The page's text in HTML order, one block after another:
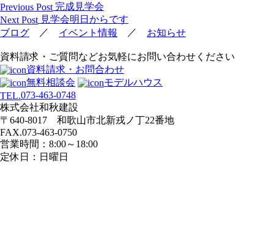
Previous Post 完成見学会
Next Post 見学会明日からです
ブログ ／ イベント情報 ／ お知らせ
資料請求・ご質問などお気軽にお問い合わせください
資料請求・お問合わせ
無料相談会
モデルハウス
TEL.073-463-0748
株式会社和秋建設
〒640-8017 和歌山市北新戎ノ丁22番地
FAX.073-463-0750
営業時間：8:00～18:00
定休日：日曜日